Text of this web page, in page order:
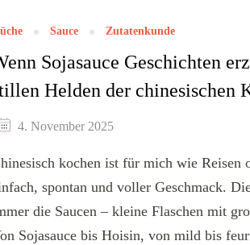
Sauce Zutatenkunde
Sojasauce Geschichten
Helden der chinesischen
4. November 2025
kochen ist für mich wie Reisen
spontan und voller Geschmack.
die Saucen – kleine Flaschen mit
Sojasauce bis Hoisin, von mild bis